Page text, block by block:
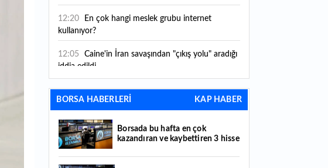
12:20
kullanıyor?
12:05
Caine'in İran savaşından "çıkış yolu" aradığı
iddia edildi
11:54 "Esnaf ve sanatkara bu yılın ilk yarısında
yaklaşık 75 milyar lira finansman sağladık"
11:52 Yaratıcılık ve ticaret bir araya geldi: İşte
İstanbul'un yeni girişimcilik alanı
BORSA HABERLERİ KAP HABER
Borsada bu hafta en çok
kazandıran ve kaybettiren 3 hisse